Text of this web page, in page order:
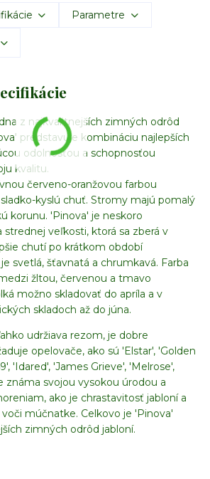
Parametre
z najkvalitnejších zimných odrôd
predstavuje kombináciu najlepších
odolnosťou a schopnosťou
kvalitu.
červeno-oranžovou farbou
kyslú chuť. Stromy majú pomalý
korunu. 'Pinova' je neskoro
strednej veľkosti, ktorá sa zberá v
chutí po krátkom období
svetlá, šťavnatá a chrumkavá. Farba
žltou, červenou a tmavo
možno skladovať do apríla a v
skladoch až do júna.
udržiava rezom, je dobre
opelovače, ako sú 'Elstar', 'Golden
'Idared', 'James Grieve', 'Melrose',
známa svojou vysokou úrodou a
ako je chrastavitosť jabloní a
múčnatke. Celkovo je 'Pinova'
zimných odrôd jabloní.